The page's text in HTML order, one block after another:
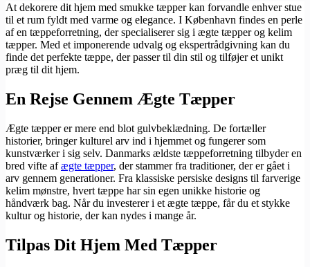
At dekorere dit hjem med smukke tæpper kan forvandle enhver stue
til et rum fyldt med varme og elegance. I København findes en perle
af en tæppeforretning, der specialiserer sig i ægte tæpper og kelim
tæpper. Med et imponerende udvalg og ekspertrådgivning kan du
finde det perfekte tæppe, der passer til din stil og tilføjer et unikt
præg til dit hjem.
En Rejse Gennem Ægte Tæpper
Ægte tæpper er mere end blot gulvbeklædning. De fortæller
historier, bringer kulturel arv ind i hjemmet og fungerer som
kunstværker i sig selv. Danmarks ældste tæppeforretning tilbyder en
bred vifte afægte tæpper, der stammer fra traditioner, der er gået i
arv gennem generationer. Fra klassiske persiske designs til farverige
kelim mønstre, hvert tæppe har sin egen unikke historie og
håndværk bag. Når du investerer i et ægte tæppe, får du et stykke
kultur og historie, der kan nydes i mange år.
Tilpas Dit Hjem Med Tæpper